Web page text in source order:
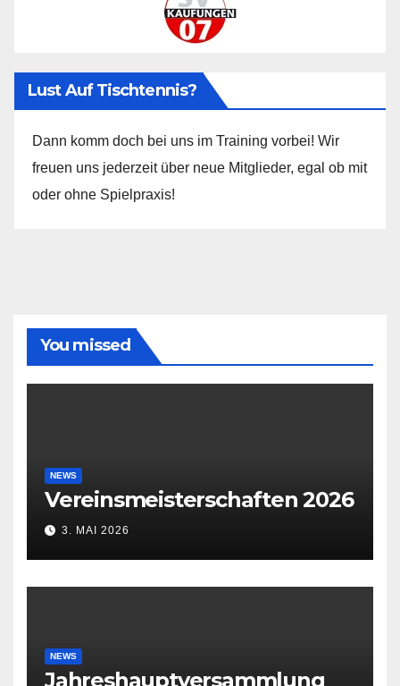
Lust Auf Tischtennis?
Dann komm doch bei uns im Training vorbei! Wir
freuen uns jederzeit über neue Mitglieder, egal ob mit
oder ohne Spielpraxis!
You missed
NEWS
Vereinsmeisterschaften 2026
3. MAI 2026
NEWS
Jahreshauptversammlung